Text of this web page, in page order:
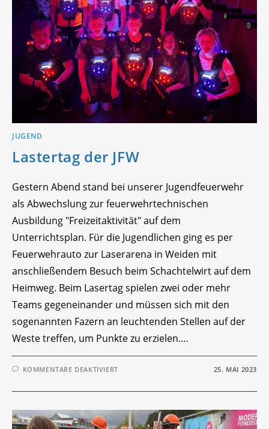
JUGEND
Lastertag der JFW
Gestern Abend stand bei unserer Jugendfeuerwehr
als Abwechslung zur feuerwehrtechnischen
Ausbildung "Freizeitaktivität" auf dem
Unterrichtsplan. Für die Jugendlichen ging es per
Feuerwehrauto zur Laserarena in Weiden mit
anschließendem Besuch beim Schachtelwirt auf dem
Heimweg. Beim Lasertag spielen zwei oder mehr
Teams gegeneinander und müssen sich mit den
sogenannten Fazern an leuchtenden Stellen auf der
Weste treffen, um Punkte zu erzielen.…
KOMMENTARE DEAKTIVIERTFÜR
JFW
25. MAI 2023